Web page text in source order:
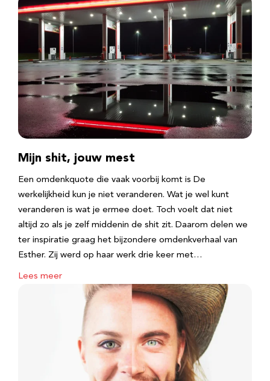
Mijn shit, jouw mest
Een omdenkquote die vaak voorbij komt is De
werkelijkheid kun je niet veranderen. Wat je wel kunt
veranderen is wat je ermee doet. Toch voelt dat niet
altijd zo als je zelf middenin de shit zit. Daarom delen we
ter inspiratie graag het bijzondere omdenkverhaal van
Esther. Zij werd op haar werk drie keer met…
Lees meer